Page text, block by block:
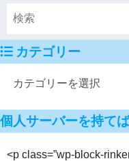
カテゴリー
個人サーバーを持て
<p class=”wp-block-